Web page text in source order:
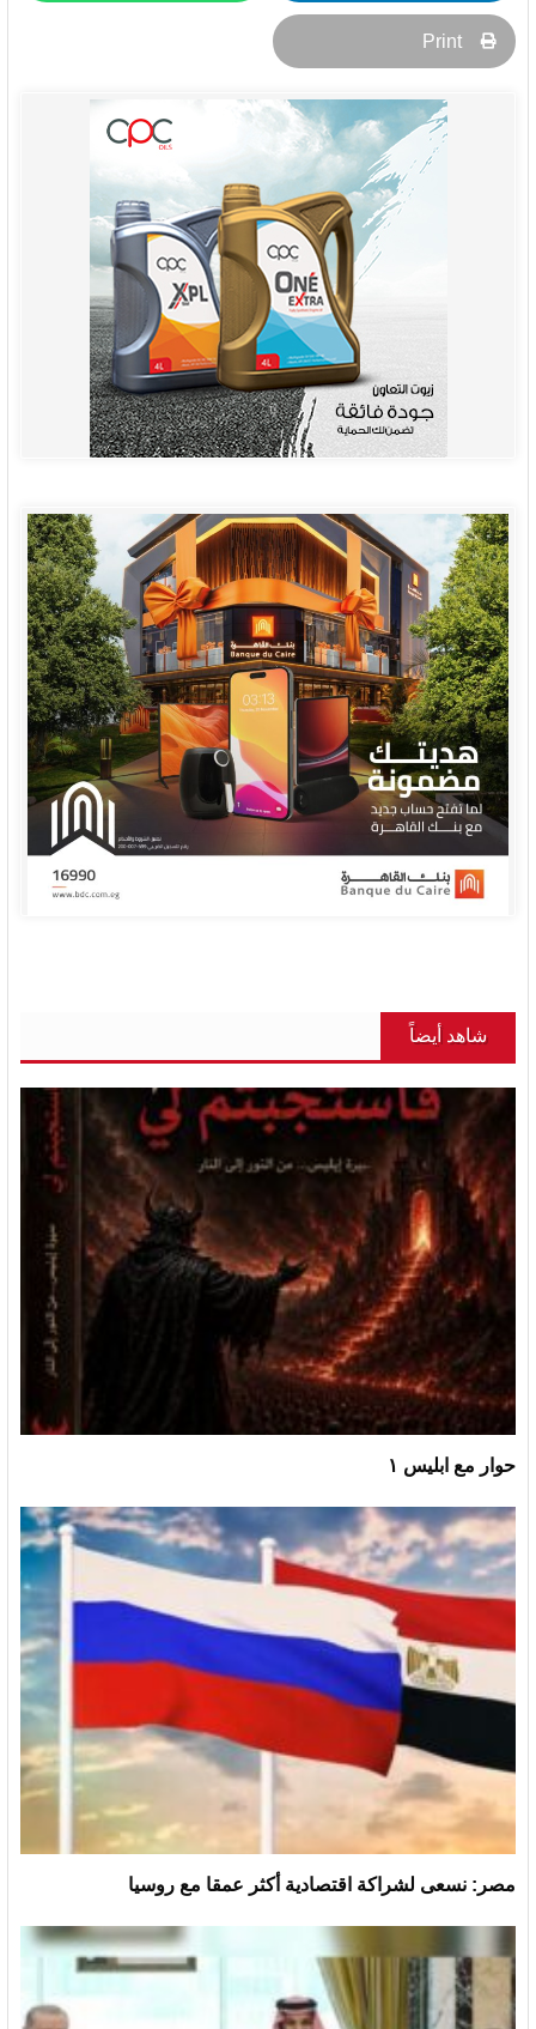
Print
شاهد أيضاً
حوار مع ابليس ١
مصر: نسعى لشراكة اقتصادية أكثر عمقا مع روسيا